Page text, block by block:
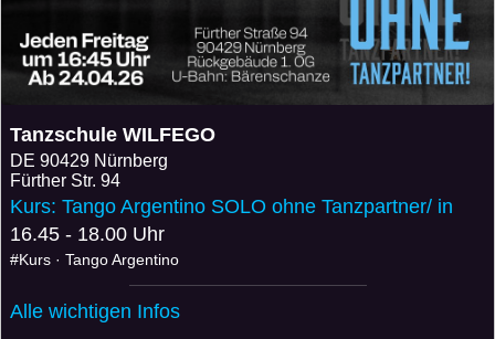
Tanzschule WILFEGO
DE 90429 Nürnberg
Fürther Str. 94
Kurs: Tango Argentino SOLO ohne Tanzpartner/ in
16.45 - 18.00 Uhr
#Kurs · Tango Argentino
Alle wichtigen Infos